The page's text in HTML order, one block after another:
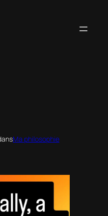
Ma philosophie